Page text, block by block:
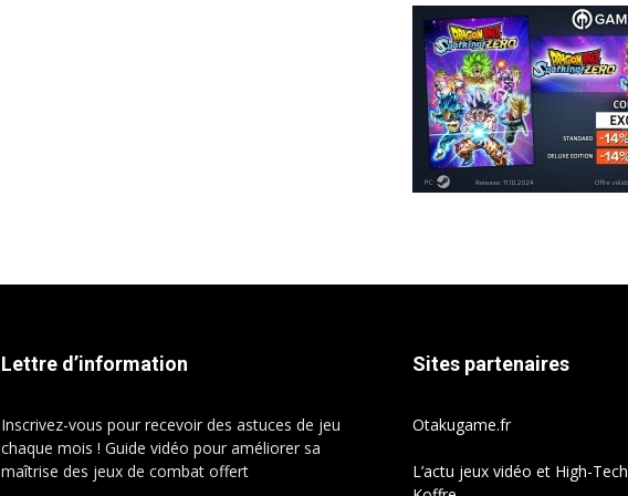
Lettre d’information
Inscrivez-vous pour recevoir des astuces de jeu
chaque mois ! Guide vidéo pour améliorer sa
maîtrise des jeux de combat offert
Sites partenaires
Otakugame.fr
L’actu jeux vidéo et High-Tech